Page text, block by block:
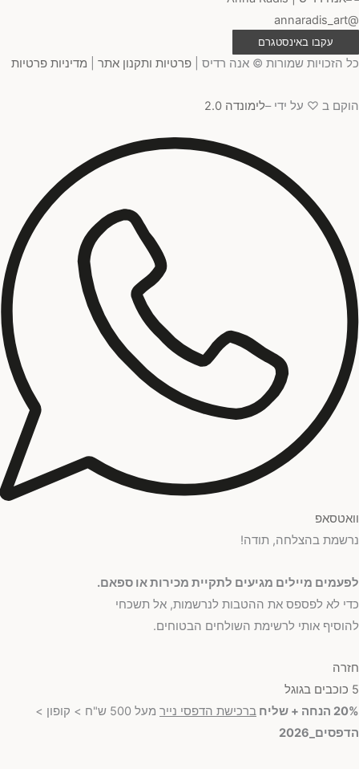
@annaradis_art
עקבו באינסטגרם
כל הזכויות שמורות © אנה רדיס | פרטיות ותקנון אתר מדיניות פרטיות
הוקם ב ♡ על ידי –לימונדה 2.0
וואטסאפ
נרשמת בהצלחה, תודה!
לפעמים מיילים מגיעים לתקיית מכירות או ספאם.
כדי לא לפספס את ההטבות לנרשמות, אל תשכחי
להוסיף אותי לרשימת השולחים הבטוחים.
חזרה
5 כוכבים בגוגל
20% הנחה + שליח
ברכישת הדפסי נייר מעל 500 ש"ח > קופון >
הדפסים_2026